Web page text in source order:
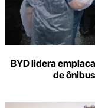
BYD lidera
de